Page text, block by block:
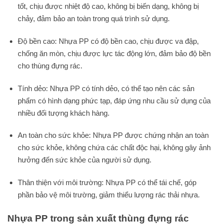
tốt, chịu được nhiệt độ cao, không bị biến dạng, không bị
chảy, đảm bảo an toàn trong quá trình sử dụng.
Độ bền cao: Nhựa PP có độ bền cao, chịu được va đập,
chống ăn mòn, chịu được lực tác động lớn, đảm bảo độ bền
cho thùng đựng rác.
Tính dẻo: Nhựa PP có tính dẻo, có thể tạo nên các sản
phẩm có hình dạng phức tạp, đáp ứng nhu cầu sử dụng của
nhiều đối tượng khách hàng.
An toàn cho sức khỏe: Nhựa PP được chứng nhận an toàn
cho sức khỏe, không chứa các chất độc hại, không gây ảnh
hưởng đến sức khỏe của người sử dụng.
Thân thiện với môi trường: Nhựa PP có thể tái chế, góp
phần bảo vệ môi trường, giảm thiểu lượng rác thải nhựa.
Nhựa PP trong sản xuất thùng đựng rác